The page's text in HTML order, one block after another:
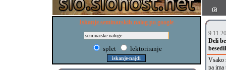
Iskanje seminarskih nalog po google
splet lektoriranje
Deli
Vsako
pa ima